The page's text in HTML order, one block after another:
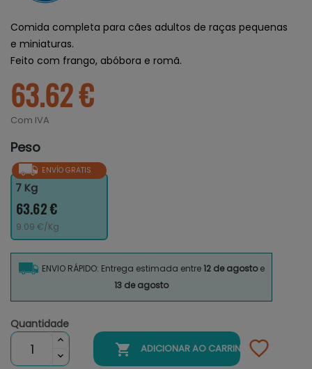
Comida completa para cães adultos de raças pequenas
e miniaturas.
Feito com frango, abóbora e romã.
63.62 €
Com IVA
Peso
ENVÍO GRATIS
7 Kg
63.62 €
9.09 €/Kg
ENVIO RÁPIDO: Entrega estimada entre12 de agostoe
13 de agosto
Quantidade
 ADICIONAR AO CARRINHO